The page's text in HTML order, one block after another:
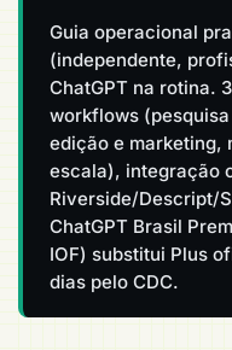
Guia operacional
(independente,
ChatGPT na rotina.
workflows
edição e marketing,
escala), integração
Riverside/Descript/
ChatGPT Brasil
IOF) substitui Plus
dias pelo CDC.